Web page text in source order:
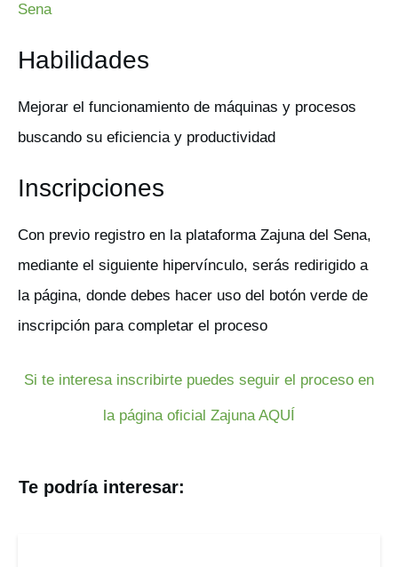
Sena
Habilidades
Mejorar el funcionamiento de máquinas y procesos
buscando su eficiencia y productividad
Inscripciones
Con previo registro en la plataforma Zajuna del Sena,
mediante el siguiente hipervínculo, serás redirigido a
la página, donde debes hacer uso del botón verde de
inscripción para completar el proceso
Si te interesa inscribirte puedes seguir el proceso en
la página oficial Zajuna AQUÍ
Te podría interesar: